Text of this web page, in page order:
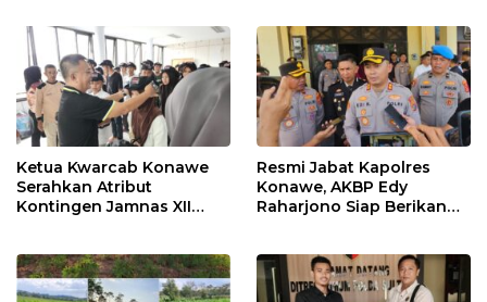
Ketua Kwarcab Konawe
Serahkan Atribut
Kontingen Jamnas XII
Resmi Jabat Kapolres
Konawe, AKBP Edy
Raharjono Siap Berikan